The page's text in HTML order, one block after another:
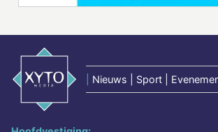
Nieuws | Sport |